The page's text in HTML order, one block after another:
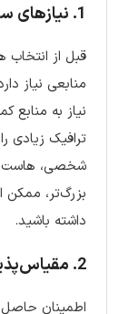
1. نیازهای سایت شما:
قبل از
منابعی نیاز
نیاز به منابع
ترافیک زیادی
شخصی، هاست
داشته باشید.
2. مقیاس‌پذیری:
اطمینان حاصل